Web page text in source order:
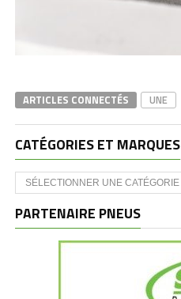
ARTICLES CONNECTÉS UNE
CATÉGORIES ET MARQUES
Catégories
et
PARTENAIRE PNEUS